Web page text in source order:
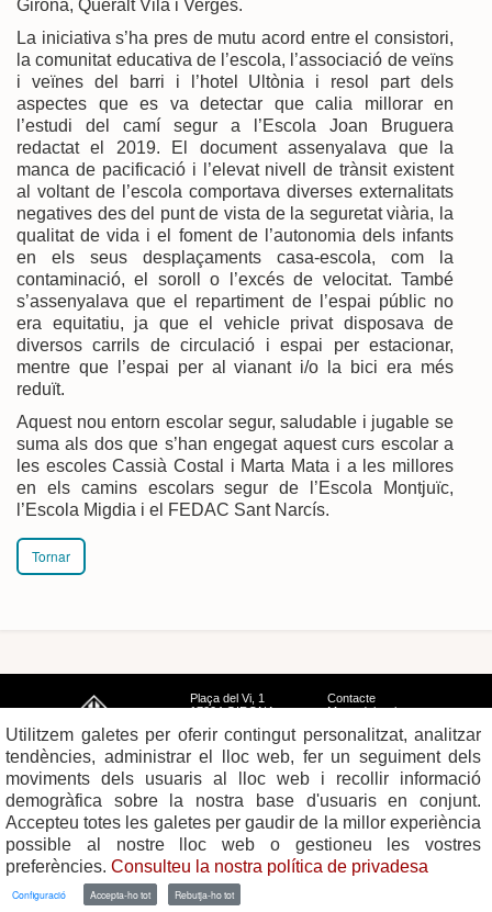
Girona, Queralt Vila i Vergés.
La iniciativa s’ha pres de mutu acord entre el consistori,
la comunitat educativa de l’escola, l’associació de veïns
i veïnes del barri i l’hotel Ultònia i resol part dels
aspectes que es va detectar que calia millorar en
l’estudi del camí segur a l’Escola Joan Bruguera
redactat el 2019. El document assenyalava que la
manca de pacificació i l’elevat nivell de trànsit existent
al voltant de l’escola comportava diverses externalitats
negatives des del punt de vista de la seguretat viària, la
qualitat de vida i el foment de l’autonomia dels infants
en els seus desplaçaments casa-escola, com la
contaminació, el soroll o l’excés de velocitat. També
s’assenyalava que el repartiment de l’espai públic no
era equitatiu, ja que el vehicle privat disposava de
diversos carrils de circulació i espai per estacionar,
mentre que l’espai per al vianant i/o la bici era més
reduït.
Aquest nou entorn escolar segur, saludable i jugable se
suma als dos que s’han engegat aquest curs escolar a
les escoles Cassià Costal i Marta Mata i a les millores
en els camins escolars segur de l’Escola Montjuïc,
l’Escola Migdia i el FEDAC Sant Narcís.
Tornar
Plaça del Vi, 1
17004 GIRONA
Contacte
Mapa del web
Avís legal
Utilitzem galetes per oferir contingut personalitzat, analitzar
tendències, administrar el lloc web, fer un seguiment dels
moviments dels usuaris al lloc web i recollir informació
demogràfica sobre la nostra base d'usuaris en conjunt.
Accepteu totes les galetes per gaudir de la millor experiència
possible al nostre lloc web o gestioneu les vostres
preferències. Consulteu la nostra política de privadesa
Configuració Accepta-ho tot Rebutja-ho tot